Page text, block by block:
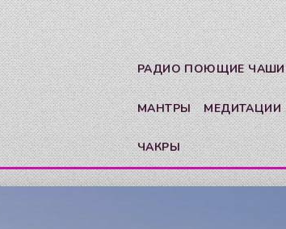
РАДИО ПОЮЩИЕ ЧАШИ
МАНТРЫ МЕДИТАЦИИ
ЧАКРЫ